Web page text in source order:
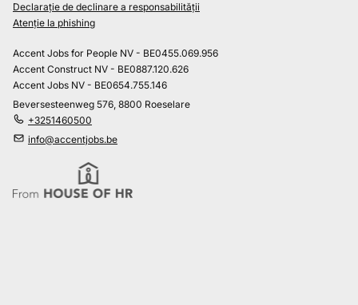
Declarație de declinare a responsabilității
Atenție la phishing
Accent Jobs for People NV - BE0455.069.956
Accent Construct NV - BE0887.120.626
Accent Jobs NV - BE0654.755.146
Beversesteenweg 576, 8800 Roeselare
+3251460500
info@accentjobs.be